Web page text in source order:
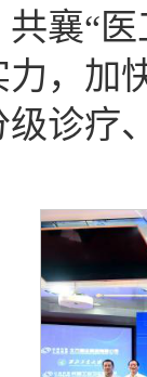
襄“
，加
诊疗